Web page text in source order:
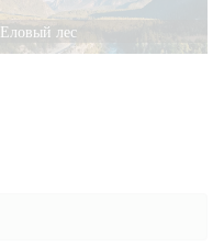
Еловый лес